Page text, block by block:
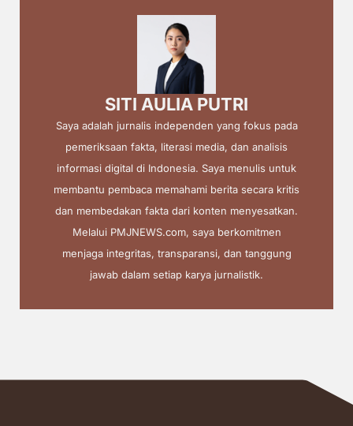
SITI AULIA PUTRI
Saya adalah jurnalis independen yang fokus pada
pemeriksaan fakta, literasi media, dan analisis
informasi digital di Indonesia. Saya menulis untuk
membantu pembaca memahami berita secara kritis
dan membedakan fakta dari konten menyesatkan.
Melalui PMJNEWS.com, saya berkomitmen
menjaga integritas, transparansi, dan tanggung
jawab dalam setiap karya jurnalistik.